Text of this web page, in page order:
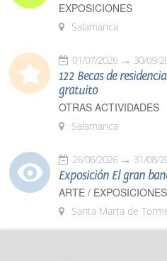
EXPOSICIONES
Salamanca
01/07/2026 30/09/
122 Becas de
gratuito
OTRAS ACTIVIDADES
Salamanca
26/06/2026 31/08/
Exposición El gran
ARTE / EXPOSICIONES
Santa Marta de